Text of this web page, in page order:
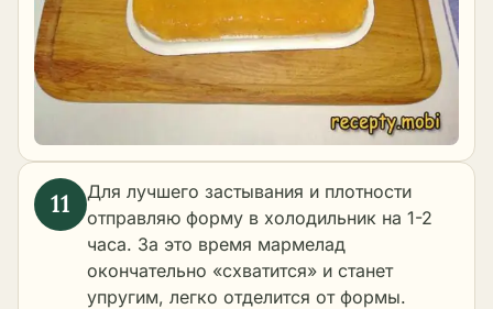
Для лучшего застывания и плотности
отправляю форму в холодильник на 1-2
часа. За это время мармелад
окончательно «схватится» и станет
упругим, легко отделится от формы.